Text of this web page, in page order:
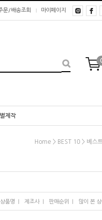
문/배송조회 마이페이지
제작
Home > BEST 10 > 베스
상품명 제조사I 판매순위 많이 본